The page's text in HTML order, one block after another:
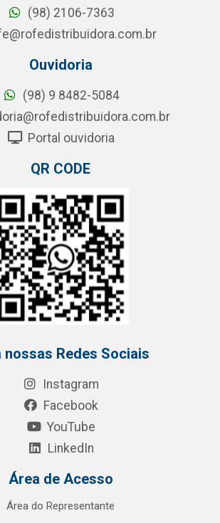
(98) 2106-7363
Ouvidoria
(98) 9 8482-5084
Portal ouvidoria
QR CODE
nossas Redes Sociais
Instagram
Facebook
YouTube
LinkedIn
Área de Acesso
Área do Representante